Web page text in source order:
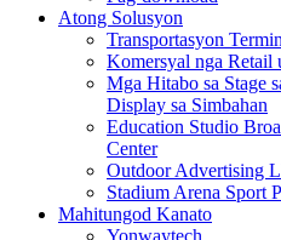
Atong Solusyon
Transportasyon
Komersyal nga Retail
Mga Hitabo sa Stage
Display sa Simbahan
Education Studio
Center
Outdoor Advertising
Stadium Arena Sport
Mahitungod Kanato
Yonwaytech